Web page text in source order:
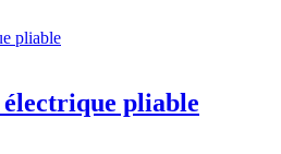
pliable